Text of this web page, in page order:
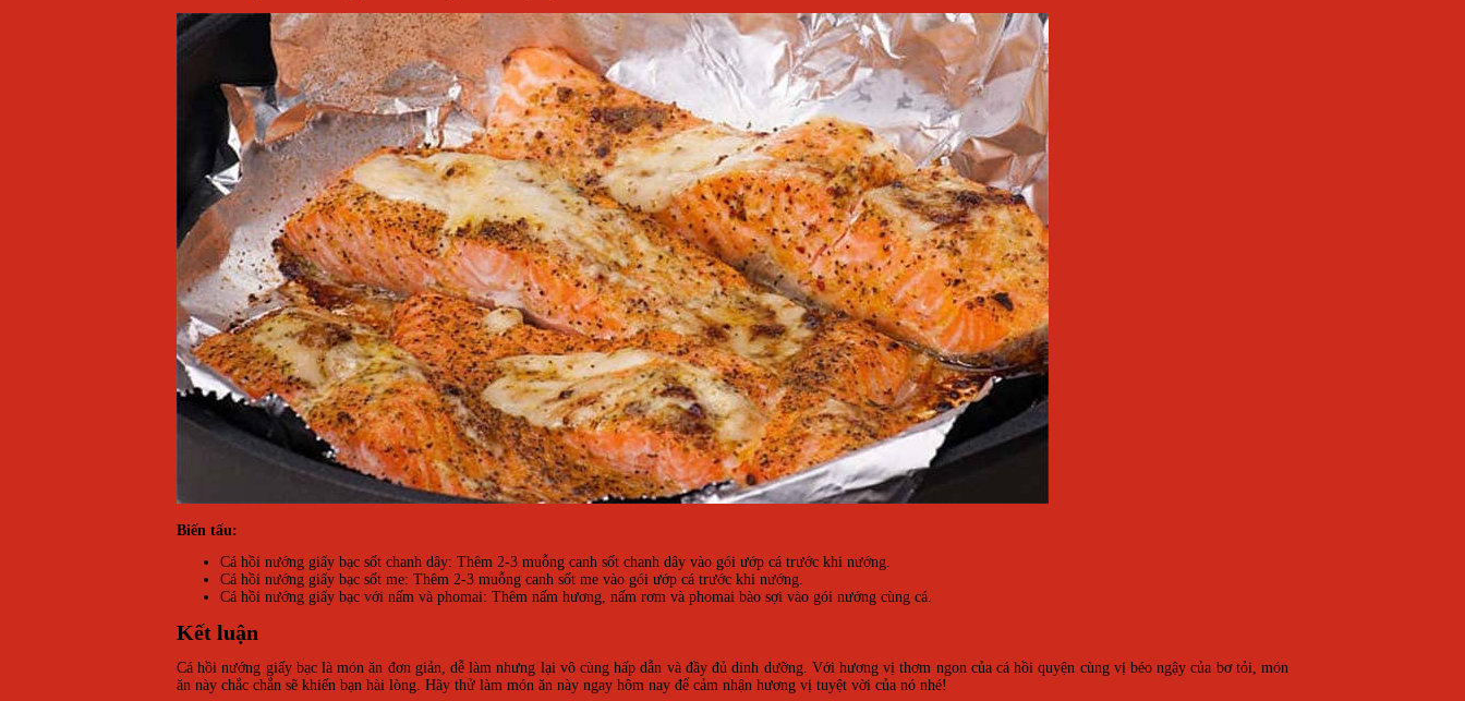
Biến tấu:
Cá hồi nướng giấy bạc sốt chanh dây: Thêm 2-3 muỗng canh sốt chanh dây vào gói ướp cá trước khi nướng.
Cá hồi nướng giấy bạc sốt me: Thêm 2-3 muỗng canh sốt me vào gói ướp cá trước khi nướng.
Cá hồi nướng giấy bạc với nấm và phomai: Thêm nấm hương, nấm rơm và phomai bào sợi vào gói nướng cùng cá.
Kết luận
Cá hồi nướng giấy bạc là món ăn đơn giản, dễ làm nhưng lại vô cùng hấp dẫn và đầy đủ dinh dưỡng. Với hương vị thơm ngon của cá hồi quyện cùng vị béo ngậy của bơ tỏi, món
ăn này chắc chắn sẽ khiến bạn hài lòng. Hãy thử làm món ăn này ngay hôm nay để cảm nhận hương vị tuyệt vời của nó nhé!